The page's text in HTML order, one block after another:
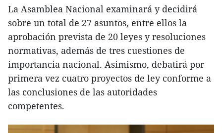
La Asamblea Nacional examinará y decidirá
sobre un total de 27 asuntos, entre ellos la
aprobación prevista de 20 leyes y resoluciones
normativas, además de tres cuestiones de
importancia nacional. Asimismo, debatirá por
primera vez cuatro proyectos de ley conforme a
las conclusiones de las autoridades
competentes.